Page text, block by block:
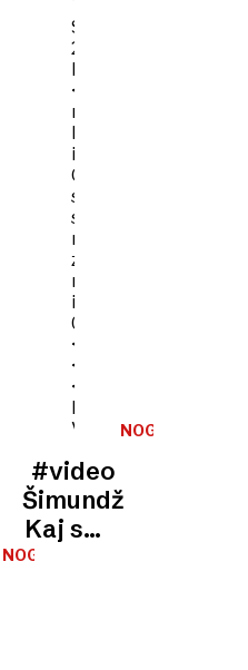
NOGOMET
#video
Šimundža:
Kaj smo
naredili
NOGOMET